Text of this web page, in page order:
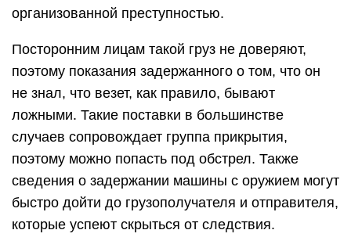
организованной преступностью.
Посторонним лицам такой груз не доверяют,
поэтому показания задержанного о том, что он
не знал, что везет, как правило, бывают
ложными. Такие поставки в большинстве
случаев сопровождает группа прикрытия,
поэтому можно попасть под обстрел. Также
сведения о задержании машины с оружием могут
быстро дойти до грузополучателя и отправителя,
которые успеют скрыться от следствия.